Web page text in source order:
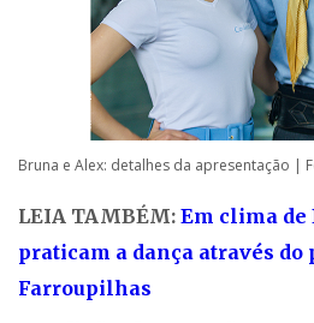
Bruna e Alex: detalhes da apresentação |
LEIA TAMBÉM: Em clima de
praticam a dança através do
Farroupilhas